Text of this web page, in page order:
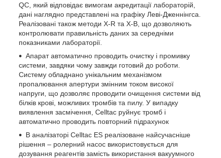
QC, який відповідає вимогам акредитації лабораторій,
дані наглядно представлені на графіку Леві-Дженнінгса.
Реалізовані також методи X-R та X-B, що дозволяють
контролювати правильність даних за середніми
показниками лабораторії.
Апарат автоматично проводить очистку і промивку
системи, завдяки чому завжди готовий до роботи.
Систему обладнано унікальним механізмом
пропалювання апертури змінним током високої
напруги, що дозволяє проводити очищення системи від
білків крові, можливих тромбів та пилу. У випадку
виявлення засмічення, Celltac руйнує тромб і
автоматично проводить повторний підрахунок
В аналізаторі Celltac ES реалізоване найсучасніше
рішення – ролерний насос використовується для
дозування реагентів замість використання вакуумного